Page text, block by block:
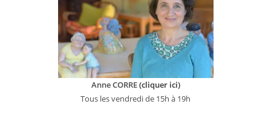
Anne CORRE(cliquer ici)
Tous les vendredi de 15h à 19h